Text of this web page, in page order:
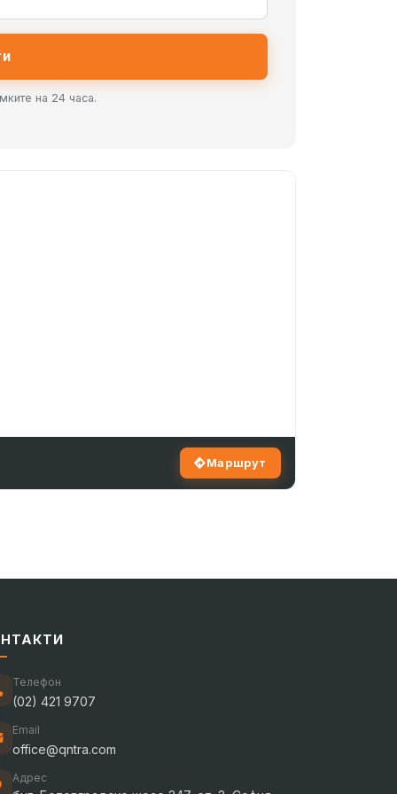
на 24 часа.
Маршрут
Телефон
(02) 421 9707
Email
office@qntra.com
Адрес